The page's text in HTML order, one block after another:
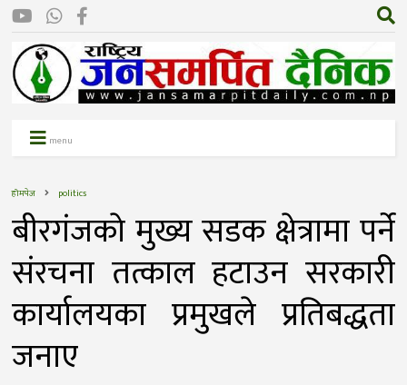
menu
होमपेज politics
बीरगंजकाे मुख्य सडक क्षेत्रामा पर्ने
संरचना तत्काल हटाउन सरकारी
कार्यालयका प्रमुखले प्रतिबद्धता
जनाए